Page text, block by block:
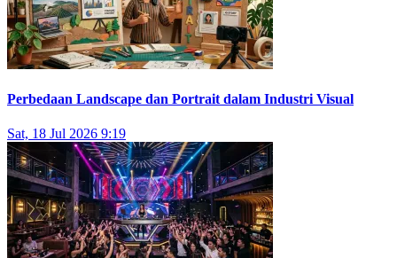
Perbedaan Landscape dan Portrait dalam Industri Visual
Sat, 18 Jul 2026 9:19